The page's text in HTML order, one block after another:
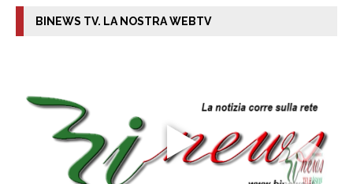
BINEWS TV. LA NOSTRA WEBTV